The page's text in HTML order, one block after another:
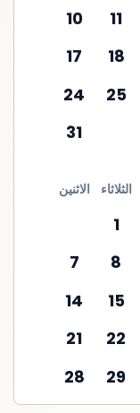
10
11
17
18
24
25
31
الاثنين الثلاثاء
1
7
8
14
15
21
22
28
29